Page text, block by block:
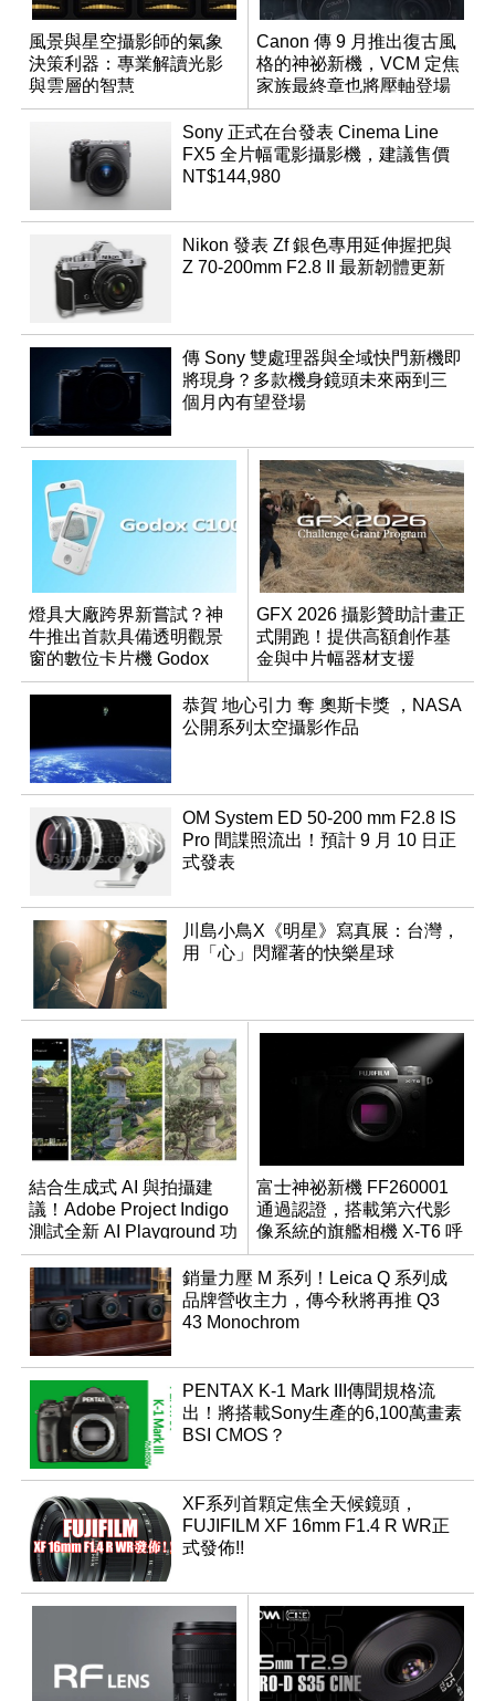
風景與星空攝影師的氣象
決策利器：專業解讀光影
與雲層的智慧
App「Atmos」登場
Canon 傳 9 月推出復古風
格的神祕新機，VCM 定焦
家族最終章也將壓軸登場
Sony 正式在台發表 Cinema Line
FX5 全片幅電影攝影機，建議售價
NT$144,980
Nikon 發表 Zf 銀色專用延伸握把與
Z 70-200mm F2.8 II 最新韌體更新
傳 Sony 雙處理器與全域快門新機即
將現身？多款機身鏡頭未來兩到三
個月內有望登場
燈具大廠跨界新嘗試？神
牛推出首款具備透明觀景
窗的數位卡片機 Godox
C100
GFX 2026 攝影贊助計畫正
式開跑！提供高額創作基
金與中片幅器材支援
恭賀 地心引力 奪 奧斯卡獎 ，NASA
公開系列太空攝影作品
OM System ED 50-200 mm F2.8 IS
Pro 間諜照流出！預計 9 月 10 日正
式發表
川島小鳥X《明星》寫真展：台灣，
用「心」閃耀著的快樂星球
結合生成式 AI 與拍攝建
議！Adobe Project Indigo
測試全新 AI Playground 功
能
富士神祕新機 FF260001
通過認證，搭載第六代影
像系統的旗艦相機 X-T6 呼
之欲出？
銷量力壓 M 系列！Leica Q 系列成
品牌營收主力，傳今秋將再推 Q3
43 Monochrom
PENTAX K-1 Mark III傳聞規格流
出！將搭載Sony生產的6,100萬畫素
BSI CMOS？
XF系列首顆定焦全天候鏡頭，
FUJIFILM XF 16mm F1.4 R WR正
式發佈!!